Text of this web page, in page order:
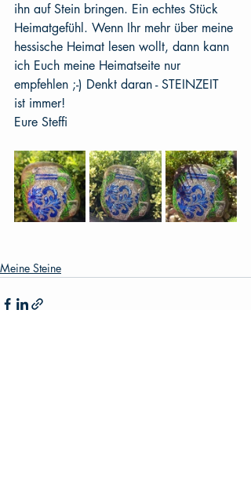
ihn auf Stein bringen. Ein echtes Stück
Heimatgefühl. Wenn Ihr mehr über meine
hessische Heimat lesen wollt, dann kann
ich Euch meine Heimatseite nur
empfehlen ;-) Denkt daran - STEINZEIT
ist immer!
Eure Steffi
Meine Steine